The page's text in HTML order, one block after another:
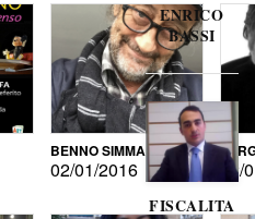
BENNO SIMMA
02/01/2016
ENRICO
BASSI
FISCALITA